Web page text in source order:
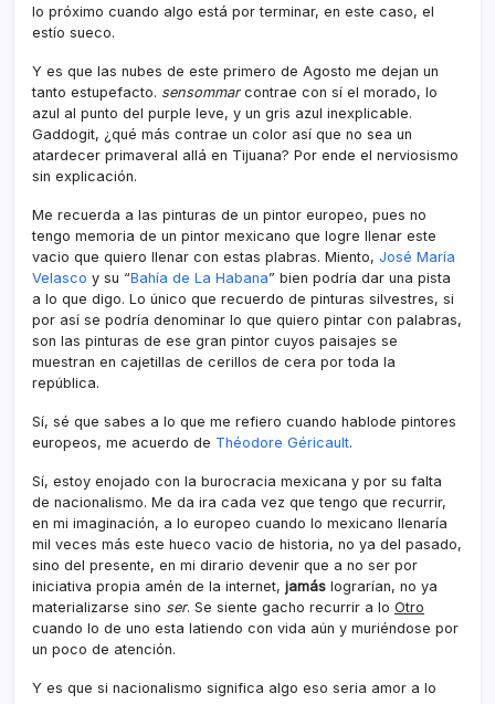
lo próximo cuando algo está por terminar, en este caso, el
estí­o sueco.
Y es que las nubes de este primero de Agosto me dejan un
tanto estupefacto. sensommarcontrae con sí­ el morado, lo
azul al punto del purple leve, y un gris azul inexplicable.
Gaddogit, ¿qué más contrae un color así­ que no sea un
atardecer primaveral allá en Tijuana? Por ende el nerviosismo
sin explicación.
Me recuerda a las pinturas de un pintor europeo, pues no
tengo memoria de un pintor mexicano que logre llenar este
vacio que quiero llenar con estas plabras. Miento, José Marí­a
Velasco y su “Bahí­a de La Habana” bien podrí­a dar una pista
a lo que digo. Lo único que recuerdo de pinturas silvestres, si
por así­ se podrí­a denominar lo que quiero pintar con palabras,
son las pinturas de ese gran pintor cuyos paisajes se
muestran en cajetillas de cerillos de cera por toda la
república.
Sí­, sé que sabes a lo que me refiero cuando hablode pintores
europeos, me acuerdo de Théodore Géricault.
Sí­, estoy enojado con la burocracia mexicana y por su falta
de nacionalismo. Me da ira cada vez que tengo que recurrir,
en mi imaginación, a lo europeo cuando lo mexicano llenarí­a
mil veces más este hueco vacio de historia, no ya del pasado,
sino del presente, en mi dirario devenir que a no ser por
iniciativa propia amén de la internet, jamás lograrí­an, no ya
materializarse sino ser. Se siente gacho recurrir a lo Otro
cuando lo de uno esta latiendo con vida aún y muriéndose por
un poco de atención.
Y es que si nacionalismo significa algo eso seria amor a lo